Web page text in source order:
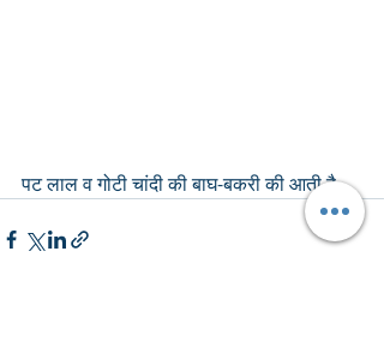
पट लाल व गोटी चांदी की बाघ-बकरी की आती है.